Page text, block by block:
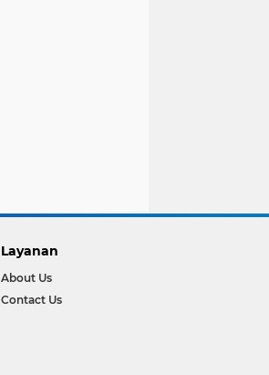
Layanan
About Us
Contact Us